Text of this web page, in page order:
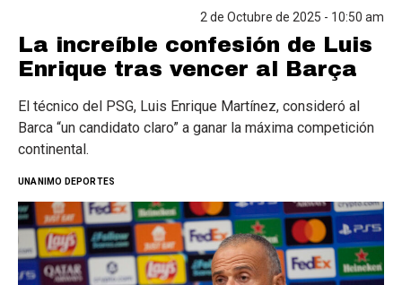
2 de Octubre de 2025 - 10:50 am
La increíble confesión de Luis
Enrique tras vencer al Barça
El técnico del PSG, Luis Enrique Martínez, consideró al
Barca “un candidato claro” a ganar la máxima competición
continental.
UNANIMO DEPORTES